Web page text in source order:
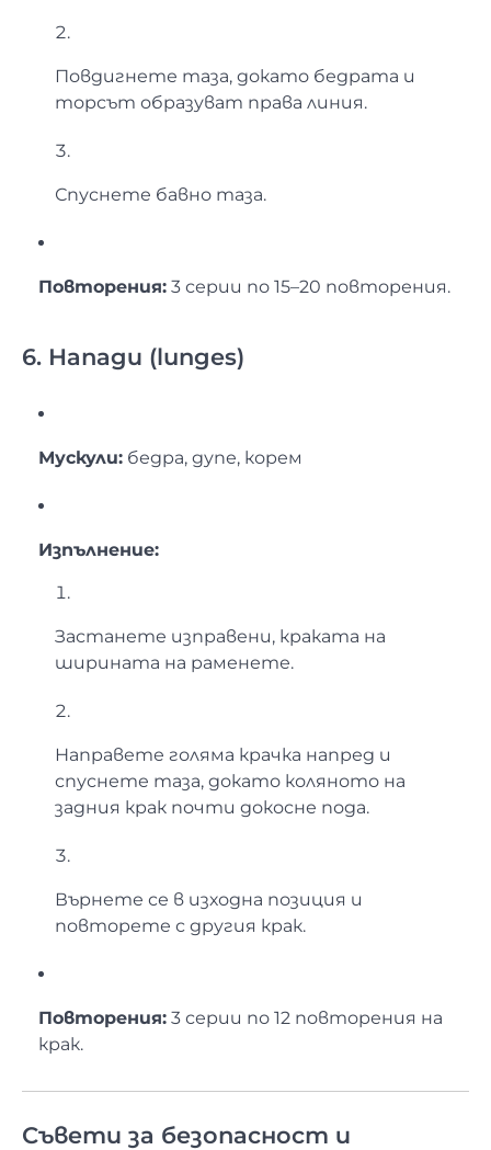
Повдигнете таза, докато бедрата и
торсът образуват права линия.
Спуснете бавно таза.
Повторения: 3 серии по 15–20 повторения.
6. Напади (lunges)
Мускули: бедра, дупе, корем
Изпълнение:
Застанете изправени, краката на
ширината на раменете.
Направете голяма крачка напред и
спуснете таза, докато коляното на
задния крак почти докосне пода.
Върнете се в изходна позиция и
повторете с другия крак.
Повторения: 3 серии по 12 повторения на
крак.
Съвети за безопасност и